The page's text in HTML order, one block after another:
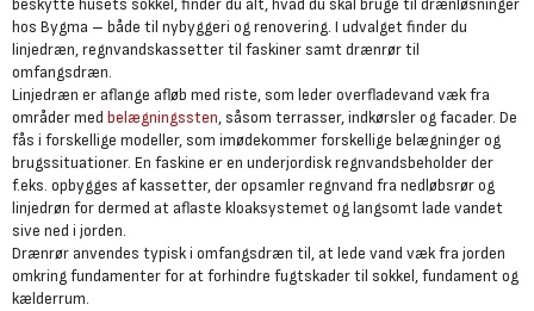
beskytte husets sokkel, finder du alt, hvad du skal bruge til drænløsninger
hos Bygma – både til nybyggeri og renovering. I udvalget finder du
linjedræn, regnvandskassetter til faskiner samt drænrør til
omfangsdræn.
Linjedræn er aflange afløb med riste, som leder overfladevand væk fra
områder med belægningssten, såsom terrasser, indkørsler og facader. De
fås i forskellige modeller, som imødekommer forskellige belægninger og
brugssituationer. En faskine er en underjordisk regnvandsbeholder der
f.eks. opbygges af kassetter, der opsamler regnvand fra nedløbsrør og
linjedrøn for dermed at aflaste kloaksystemet og langsomt lade vandet
sive ned i jorden.
Drænrør anvendes typisk i omfangsdræn til, at lede vand væk fra jorden
omkring fundamenter for at forhindre fugtskader til sokkel, fundament og
kælderrum.